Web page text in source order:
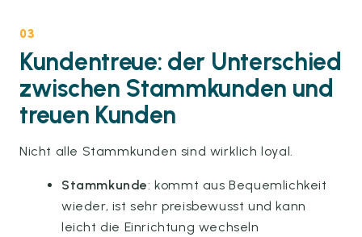
03
Kundentreue: der Unterschied
zwischen Stammkunden und
treuen Kunden
Nicht alle Stammkunden sind wirklich loyal.
Stammkunde: kommt aus Bequemlichkeit
wieder, ist sehr preisbewusst und kann
leicht die Einrichtung wechseln